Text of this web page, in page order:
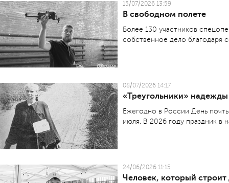
15/07/2026 13:59
В свободном полете
Более 130 участников
собственное дело благодаря
08/07/2026 14:17
«Треугольники» надежды
Ежегодно в России День
июля. В 2026 году праздник в
24/06/2026 11:15
Человек, который